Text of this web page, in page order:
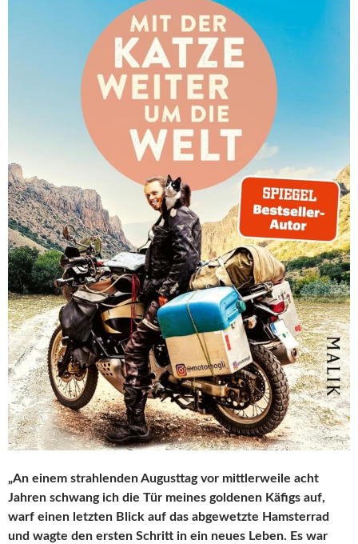
„An einem strahlenden Augusttag vor mittlerweile acht
Jahren schwang ich die Tür meines goldenen Käfigs auf,
warf einen letzten Blick auf das abgewetzte Hamsterrad
und wagte den ersten Schritt in ein neues Leben. Es war